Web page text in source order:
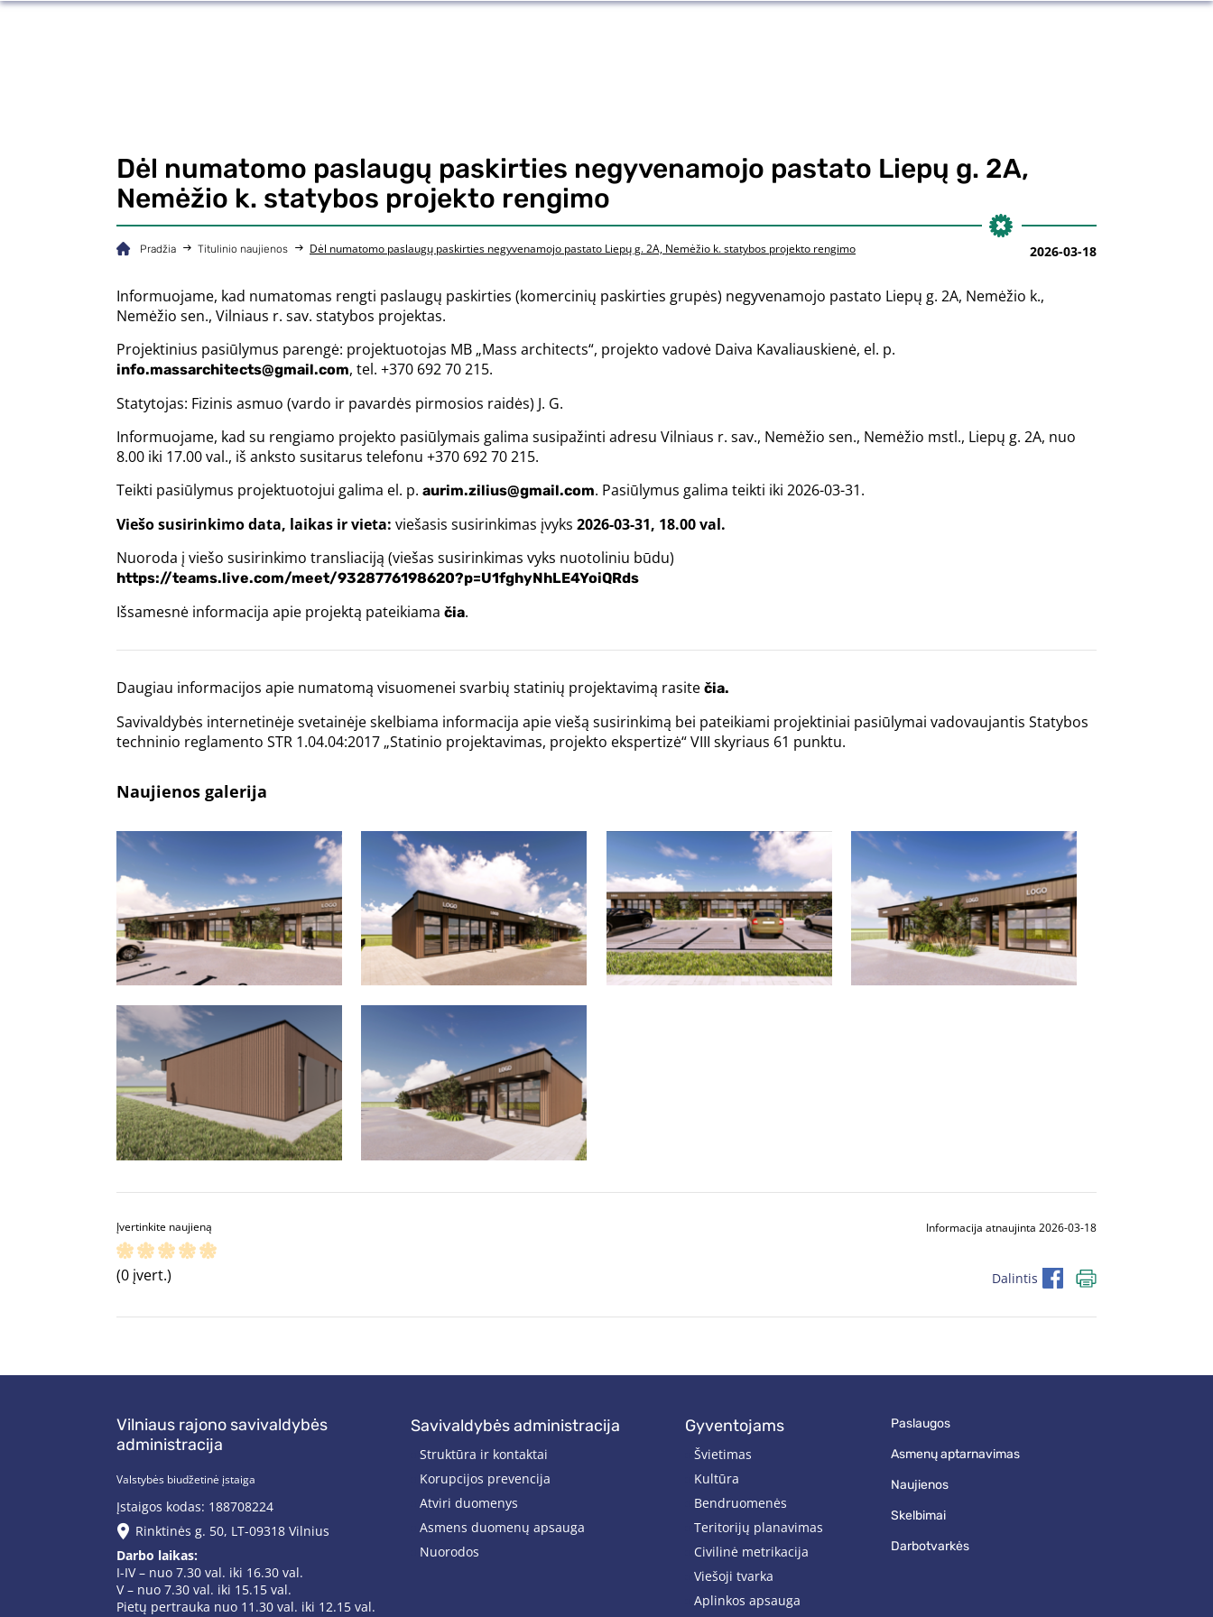
Dėl numatomo paslaugų paskirties negyvenamojo pastato Liepų g. 2A,
Nemėžio k. statybos projekto rengimo
Pradžia Titulinio naujienos Dėl numatomo paslaugų paskirties negyvenamojo pastato Liepų g. 2A, Nemėžio k. statybos projekto rengimo 2026-03-18
Informuojame, kad numatomas rengti paslaugų paskirties (komercinių paskirties grupės) negyvenamojo pastato Liepų g. 2A, Nemėžio k.,
Nemėžio sen., Vilniaus r. sav. statybos projektas.
Projektinius pasiūlymus parengė: projektuotojas MB „Mass architects“, projekto vadovė Daiva Kavaliauskienė, el. p.
info.massarchitects@gmail.com, tel. +370 692 70 215.
Statytojas: Fizinis asmuo (vardo ir pavardės pirmosios raidės) J. G.
Informuojame, kad su rengiamo projekto pasiūlymais galima susipažinti adresu Vilniaus r. sav., Nemėžio sen., Nemėžio mstl., Liepų g. 2A, nuo
8.00 iki 17.00 val., iš anksto susitarus telefonu +370 692 70 215.
Teikti pasiūlymus projektuotojui galima el. p. aurim.zilius@gmail.com. Pasiūlymus galima teikti iki 2026-03-31.
Viešo susirinkimo data, laikas ir vieta: viešasis susirinkimas įvyks 2026-03-31, 18.00 val.
Nuoroda į viešo susirinkimo transliaciją (viešas susirinkimas vyks nuotoliniu būdu)
https://teams.live.com/meet/9328776198620?p=U1fghyNhLE4YoiQRds
Išsamesnė informacija apie projektą pateikiama čia.
Daugiau informacijos apie numatomą visuomenei svarbių statinių projektavimą rasite čia.
Savivaldybės internetinėje svetainėje skelbiama informacija apie viešą susirinkimą bei pateikiami projektiniai pasiūlymai vadovaujantis Statybos
techninio reglamento STR 1.04.04:2017 „Statinio projektavimas, projekto ekspertizė“ VIII skyriaus 61 punktu.
Naujienos galerija
Įvertinkite naujieną
(0 įvert.)
Informacija atnaujinta 2026-03-18
Dalintis
Vilniaus rajono savivaldybės
administracija
Valstybės biudžetinė įstaiga
Įstaigos kodas: 188708224
Rinktinės g. 50, LT-09318 Vilnius
Darbo laikas:
I-IV – nuo 7.30 val. iki 16.30 val.
V – nuo 7.30 val. iki 15.15 val.
Pietų pertrauka nuo 11.30 val. iki 12.15 val.
savivaldybės administracija
Struktūra ir kontaktai
Korupcijos prevencija
Atviri duomenys
Asmens duomenų apsauga
Nuorodos
gyventojams
Švietimas
Kultūra
Bendruomenės
Teritorijų planavimas
Civilinė metrikacija
Viešoji tvarka
Aplinkos apsauga
paslaugos
asmenų aptarnavimas
naujienos
skelbimai
darbotvarkės